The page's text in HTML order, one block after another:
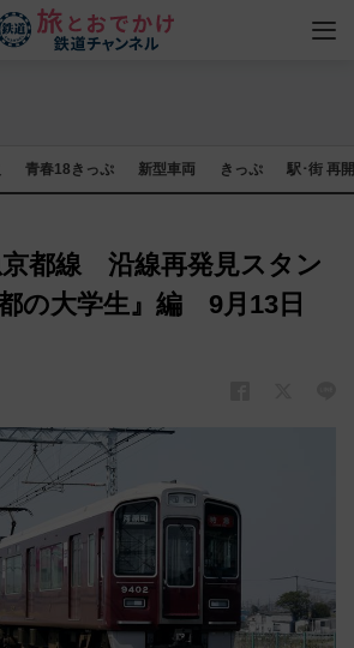
青春18きっぷ 新型車両 きっぷ 駅･街 再
京都線 沿線再発見スタン
の大学生』編 9月13日